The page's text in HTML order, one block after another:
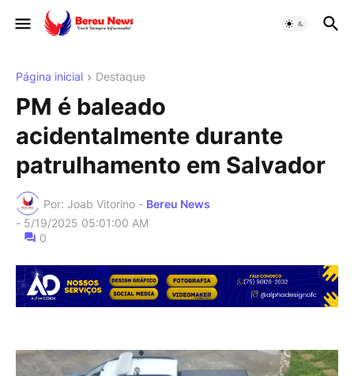
Página inicial Destaque
PM é baleado
acidentalmente durante
patrulhamento em Salvador
Por: Joab Vitorino - Bereu News
- 5/19/2025 05:01:00 AM
0